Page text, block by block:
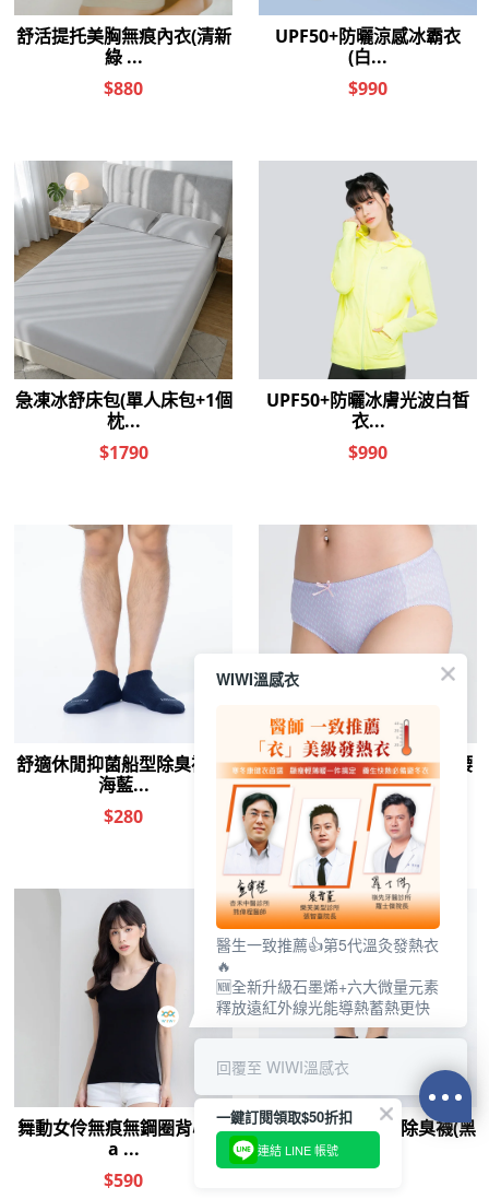
WIWI溫感衣
醫生一致推薦👍第5代溫灸發熱衣
🔥
🆕全新升級石墨烯+六大微量元素
釋放遠紅外線光能導熱蓄熱更快
回覆至 WIWI溫感衣
一鍵訂閱領取$50折扣
連結 LINE 帳號